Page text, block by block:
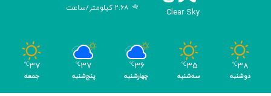
Clear Sky
۲.۶۸ کیلومتر/ساعت
۳۸℃
دوشنبه
۳۵℃
سه‌شنبه
۳۶℃
چهارشنبه
۳۷℃
پنج‌شنبه
۳۷℃
جمعه